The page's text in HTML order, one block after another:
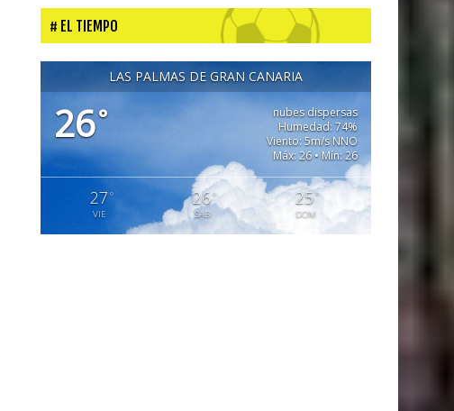
EL TIEMPO
LAS PALMAS DE GRAN CANARIA
26°
nubes dispersas
Humedad: 74%
Viento: 5m/s NNO
Máx: 26 • Mín: 26
27°
VIE
26°
SAB
25°
DOM